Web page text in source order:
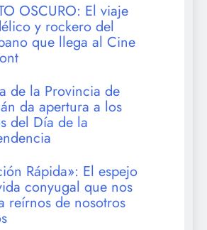
OSCURO: El viaje
y rockero del
que llega al Cine
de la Provincia de
da apertura a los
del Día de la
Rápida»: El espejo
conyugal que nos
reírnos de nosotros